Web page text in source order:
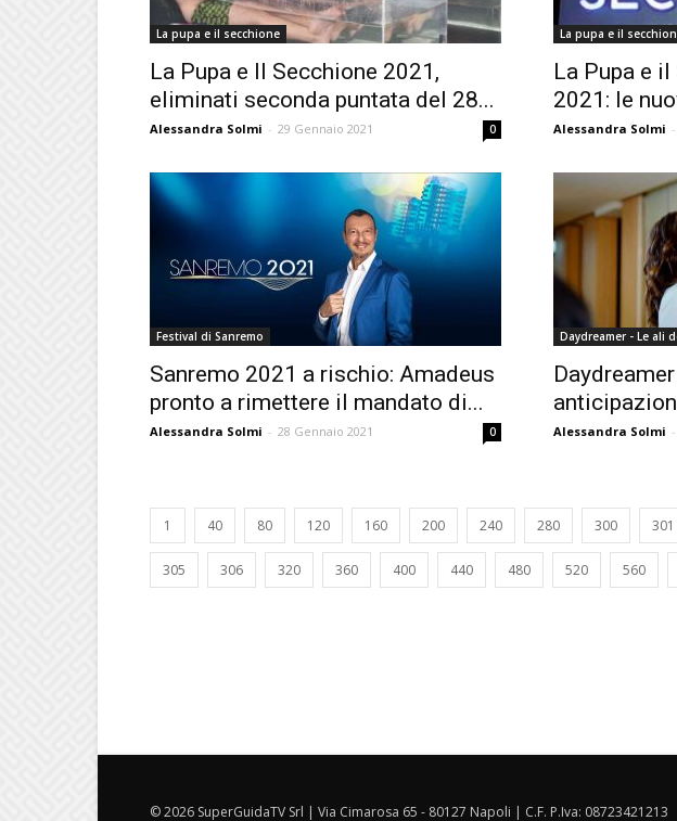
La pupa e il secchione
La Pupa e Il Secchione 2021,
eliminati seconda puntata del 28...
Alessandra Solmi - 29 Gennaio 2021 0
La pupa e il
La Pupa e
2021: le
Alessandra Solmi -
Festival di Sanremo
Sanremo 2021 a rischio: Amadeus
pronto a rimettere il mandato di...
Alessandra Solmi - 28 Gennaio 2021 0
Daydreamer - Le ali
Alessandra Solmi -
1 40 80 120 160 200 240 280 300 301
305 306 320 360 400 440 480 520 560
© 2026 SuperGuidaTV Srl | Via Cimarosa 65 - 80127 Napoli | C.F. P.Iva: 08723421213